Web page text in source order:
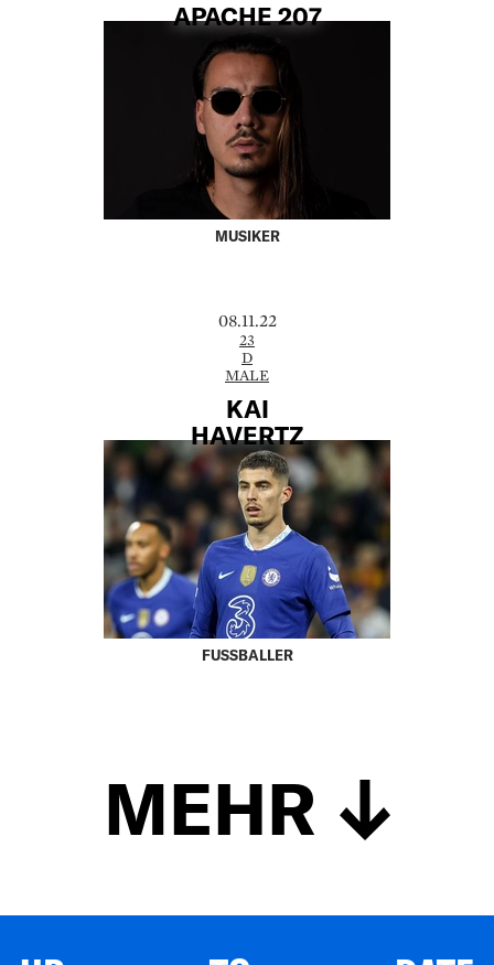
APACHE 207
MUSIKER
08.11.22
23
D
MALE
KAI
HAVERTZ
FUSSBALLER
MEHR